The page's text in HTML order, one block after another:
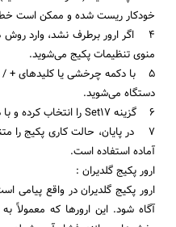
خودکار ریست شده و ممکن است
منوی تنظیمات پکیج می‌شوید.
دستگاه می‌شوید.
۶ گزینه Set17 را انتخاب کرده و با دکمه‌های + / – حالت On را فعال کنید. ریست نرم‌افزاری پکیج انجام می‌شود.
۷ در پایان، حالت کاری پکیج
آماده استفاده است.
ارور پکیج گلدیران :
ارور پکیج گلدیران در واقع
آگاه شود. این ارورها که